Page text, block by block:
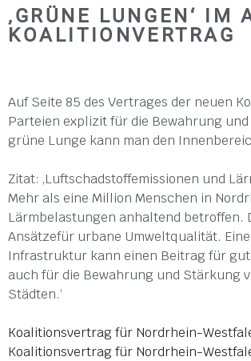
‚GRÜNE LUNGEN‘ IM
KOALITIONVERTRAG
Auf Seite 85 des Vertrages der neuen
Parteien explizit für die Bewahrung und
grüne Lunge kann man den
Zitat: ‚Luftschadstoffemissionen und
Mehr als eine Million Menschen in
Lärmbelastungen anhaltend
Ansätzefür urbane Umweltqualität.
Infrastruktur kann einen Beitrag für
auch für die Bewahrung und Stärkung
Städten.‘
Koalitionsvertrag für Nordrhein-
Koalitionsvertrag für Nordrhein-